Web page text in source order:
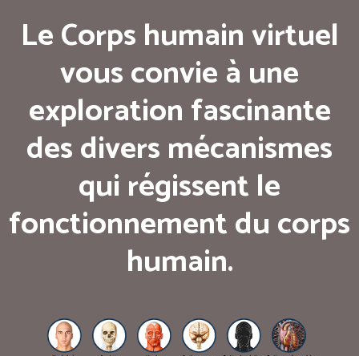
Le Corps humain virtuel
vous convie à une
exploration fascinante
des divers mécanismes
qui régissent le
fonctionnement du corps
humain.